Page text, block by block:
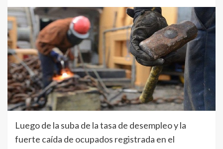
Luego de la suba de la tasa de desempleo y la
fuerte caída de ocupados registrada en el